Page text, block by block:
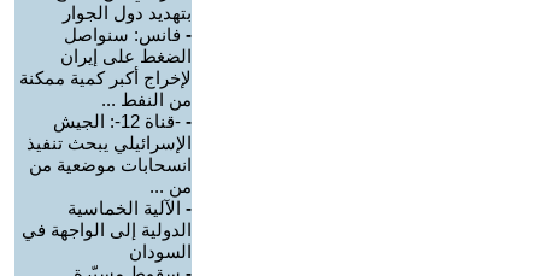
بتهديد دول الجوار
- فانس: سنواصل
الضغط على إيران
لإخراج أكبر كمية ممكنة
من النفط ...
-
-قناة 12-: الجيش
الإسرائيلي يبحث تنفيذ
انسحابات موضعية من
من ...
- الآلية الخماسية
الدولية إلى الواجهة في
السودان